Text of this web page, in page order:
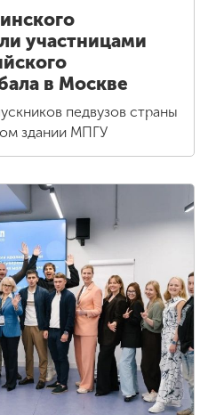
участницами
в Москве
педвузов страны
здании МПГУ